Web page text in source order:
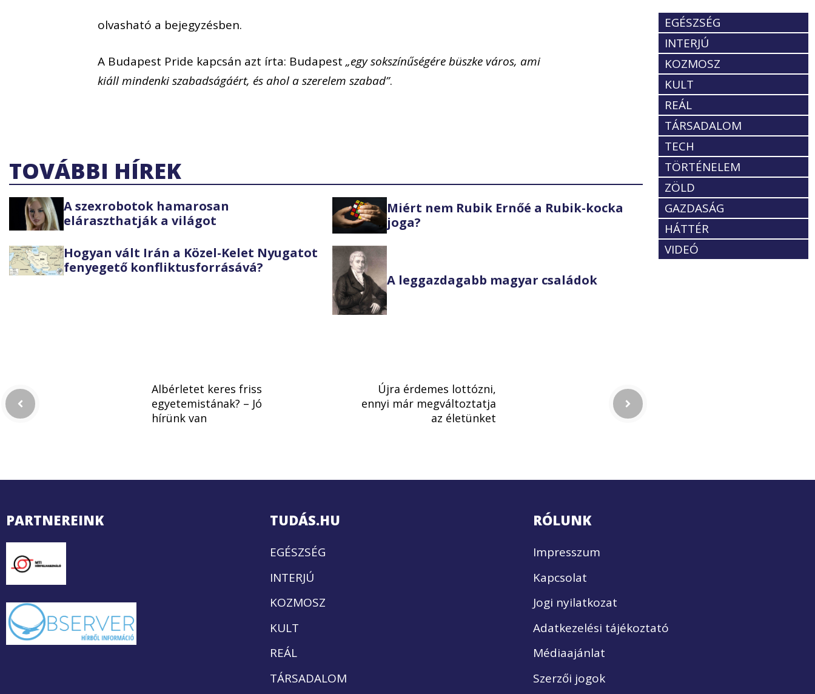
olvasható a bejegyzésben.
A Budapest Pride kapcsán azt írta: Budapest„egy sokszínűségére büszke város, ami
kiáll mindenki szabadságáért, és ahol a szerelem szabad”.
TOVÁBBI HÍREK
A szexrobotok hamarosan
eláraszthatják a világot
Miért nem Rubik Ernőé a Rubik-kocka
joga?
Hogyan vált Irán a Közel-Kelet Nyugatot
fenyegető konfliktusforrásává?
A leggazdagabb magyar családok
EGÉSZSÉG
INTERJÚ
KOZMOSZ
KULT
REÁL
TÁRSADALOM
TECH
TÖRTÉNELEM
ZÖLD
GAZDASÁG
HÁTTÉR
VIDEÓ
Albérletet keres friss
egyetemistának? – Jó
hírünk van
Újra érdemes lottózni,
ennyi már megváltoztatja
az életünket
PARTNEREINK TUDÁS.HU
EGÉSZSÉG
INTERJÚ
KOZMOSZ
KULT
REÁL
TÁRSADALOM
RÓLUNK
Impresszum
Kapcsolat
Jogi nyilatkozat
Adatkezelési tájékoztató
Médiaajánlat
Szerzői jogok